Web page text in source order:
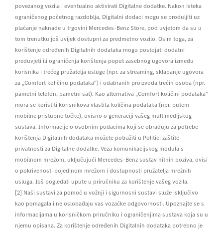
povezanog vozila i eventualno aktivirati Digitalne dodatke. Nakon isteka
ograničenog početnog razdoblja, Digitalni dodaci mogu se produljiti uz
plaćanje naknade u trgovini Mercedes-Benz Store, pod uvjetom da su u
tom trenutku još uvijek dostupni za predmetno vozilo. Osim toga, za
korištenje određenih Digitalnih dodataka mogu postojati dodatni
preduvjeti ili ograničenja korištenja poput zasebnog ugovora između
korisnika i trećeg pružatelja usluge (npr. za streaming, sklapanje ugovora
za „Comfort količinu podataka“) i odabranih proizvoda trećih osoba (npr.
pametni telefon, pametni sat). Kao alternativa „Comfort količini podataka“
mora se koristiti korisnikova vlastita količina podataka (npr. putem
mobilne pristupne točke), ovisno o generaciji vašeg multimedijskog
sustava. Informacije o osobnim podacima koji se obrađuju za potrebe
korištenja Digitalnih dodataka možete potražiti u Politici zaštite
privatnosti za Digitalne dodatke. Veza komunikacijskog modula s
mobilnom mrežom, uključujući Mercedes-Benz sustav hitnih poziva, ovisi
o pokrivenosti pojedinom mrežom i dostupnosti pružatelja mrežnih
usluga. Još pogledati upute u priručniku za korištenje vašeg vozila.
[2] Naši sustavi za pomoć u vožnji i sigurnosni sustavi služe isključivo
kao pomagala i ne oslobađaju vas vozačke odgovornosti. Upoznajte se s
informacijama u korisničkom priručniku i ograničenjima sustava koja su u
njemu opisana. Za korištenje određenih Digitalnih dodataka potrebno je